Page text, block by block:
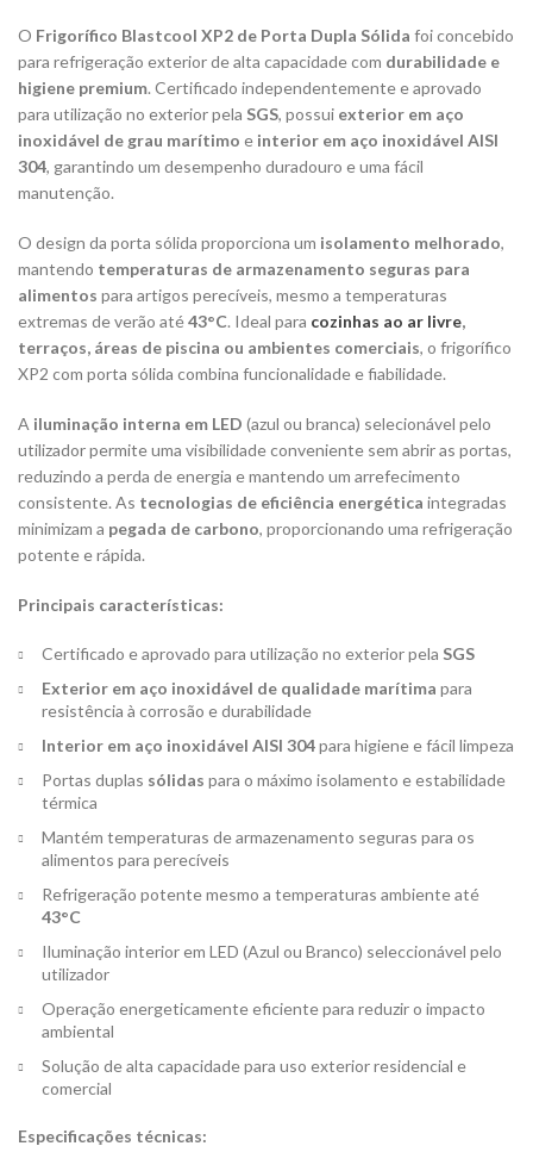
O Frigorífico Blastcool XP2 de Porta Dupla Sólida foi concebido
para refrigeração exterior de alta capacidade com durabilidade e
higiene premium. Certificado independentemente e aprovado
para utilização no exterior pela SGS, possui exterior em aço
inoxidável de grau marítimo e interior em aço inoxidável AISI
304, garantindo um desempenho duradouro e uma fácil
manutenção.
O design da porta sólida proporciona um isolamento melhorado,
mantendo temperaturas de armazenamento seguras para
alimentos para artigos perecíveis, mesmo a temperaturas
extremas de verão até43°C. Ideal para cozinhas ao ar livre,
terraços, áreas de piscina ou ambientes comerciais, o frigorífico
XP2 com porta sólida combina funcionalidade e fiabilidade.
A iluminação interna em LED (azul ou branca) selecionável pelo
utilizador permite uma visibilidade conveniente sem abrir as portas,
reduzindo a perda de energia e mantendo um arrefecimento
consistente. As tecnologias de eficiência energética integradas
minimizam a pegada de carbono, proporcionando uma refrigeração
potente e rápida.
Principais características:
Certificado e aprovado para utilização no exterior pela SGS
Exterior em aço inoxidável de qualidade marítima para
resistência à corrosão e durabilidade
Interior em aço inoxidável AISI 304para higiene e fácil limpeza
Portas duplas sólidas para o máximo isolamento e estabilidade
térmica
Mantém temperaturas de armazenamento seguras para os
alimentos para perecíveis
Refrigeração potente mesmo a temperaturas ambiente até
43°C
Iluminação interior em LED (Azul ou Branco) seleccionável pelo
utilizador
Operação energeticamente eficiente para reduzir o impacto
ambiental
Solução de alta capacidade para uso exterior residencial e
comercial
Especificações técnicas: